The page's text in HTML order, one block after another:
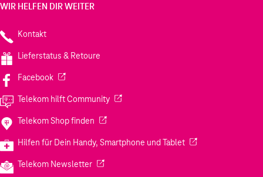
WIR HELFEN DIR WEITER
Kontakt
Lieferstatus & Retoure
Facebook(Wird in einem neuen Tab geöffnet)
Telekom hilft Community(Wird in einem neuen Tab geöffnet)
Telekom Shop finden (Wird in einem neuen Tab geöffnet)
Hilfen für Dein Handy, Smartphone und Tablet(Wird in einem
Telekom Newsletter(Wird in einem neuen Tab geöffnet)